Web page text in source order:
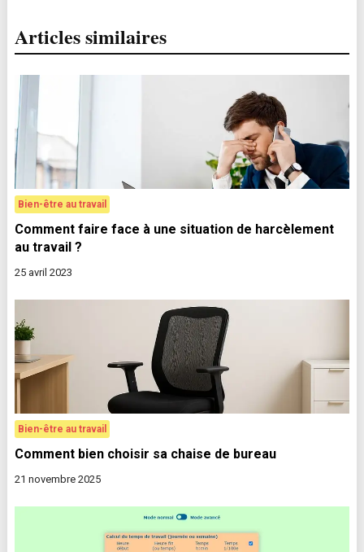
Articles similaires
Bien-être au travail
Comment faire face à une situation de harcèlement
au travail ?
25 avril 2023
Bien-être au travail
Comment bien choisir sa chaise de bureau
21 novembre 2025